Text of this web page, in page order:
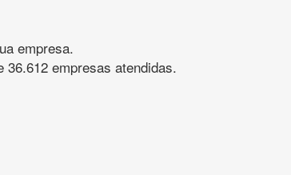
empresa.
empresas atendidas.